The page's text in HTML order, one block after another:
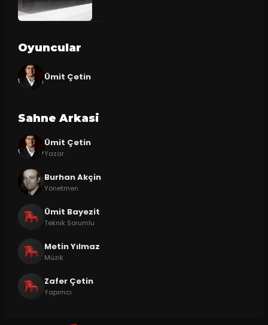
Oyuncular
Ümit Çetin
Sahne Arkasi
Ümit Çetin
Yazar
Burhan Akçin
Yönetmen
Ümit Bayezit
Teknik Sorumlu
Metin Yılmaz
Müzik
Zafer Çetin
Yapımcı